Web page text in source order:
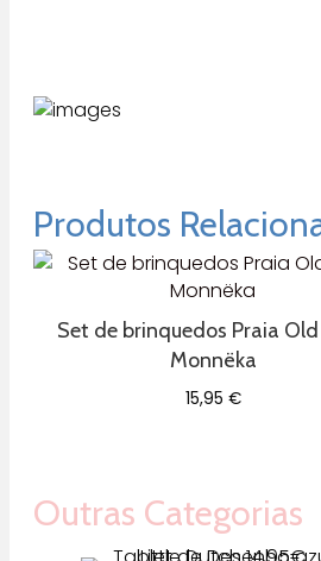
Produtos
Set de brinquedos Praia Old
Monnëka
15,95 €
Outras Categorias